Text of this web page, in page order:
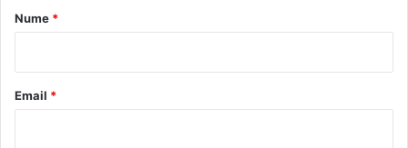
r
*
Nume *
Email *